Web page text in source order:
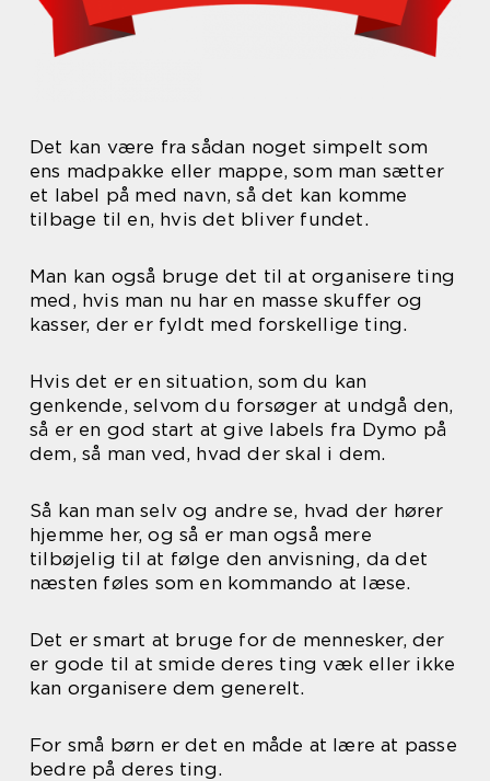
Det kan være fra sådan noget simpelt som
ens madpakke eller mappe, som man sætter
et label på med navn, så det kan komme
tilbage til en, hvis det bliver fundet.
Man kan også bruge det til at organisere ting
med, hvis man nu har en masse skuffer og
kasser, der er fyldt med forskellige ting.
Hvis det er en situation, som du kan
genkende, selvom du forsøger at undgå den,
så er en god start at give labels fra Dymo på
dem, så man ved, hvad der skal i dem.
Så kan man selv og andre se, hvad der hører
hjemme her, og så er man også mere
tilbøjelig til at følge den anvisning, da det
næsten føles som en kommando at læse.
Det er smart at bruge for de mennesker, der
er gode til at smide deres ting væk eller ikke
kan organisere dem generelt.
For små børn er det en måde at lære at passe
bedre på deres ting.